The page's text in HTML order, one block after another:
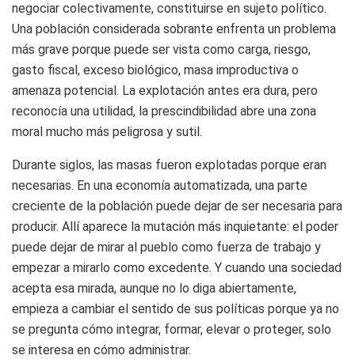
negociar colectivamente, constituirse en sujeto político.
Una población considerada sobrante enfrenta un problema
más grave porque puede ser vista como carga, riesgo,
gasto fiscal, exceso biológico, masa improductiva o
amenaza potencial. La explotación antes era dura, pero
reconocía una utilidad, la prescindibilidad abre una zona
moral mucho más peligrosa y sutil.
Durante siglos, las masas fueron explotadas porque eran
necesarias. En una economía automatizada, una parte
creciente de la población puede dejar de ser necesaria para
producir. Allí aparece la mutación más inquietante: el poder
puede dejar de mirar al pueblo como fuerza de trabajo y
empezar a mirarlo como excedente. Y cuando una sociedad
acepta esa mirada, aunque no lo diga abiertamente,
empieza a cambiar el sentido de sus políticas porque ya no
se pregunta cómo integrar, formar, elevar o proteger, solo
se interesa en cómo administrar.